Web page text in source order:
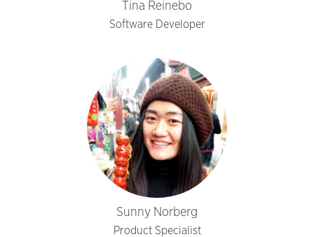
Tina Reinebo
Software Developer
Sunny Norberg
Product Specialist